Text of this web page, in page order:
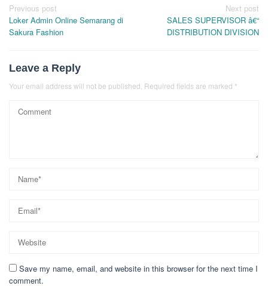
Post
navigation
Previous post
Loker Admin Online Semarang di
Sakura Fashion
Next post
SALES SUPERVISOR â€“
DISTRIBUTION DIVISION
Leave a Reply
Your email address will not be published. Required fields are marked *
Save my name, email, and website in this browser for the next time I
comment.